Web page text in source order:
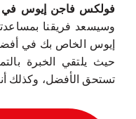
فولكس فاجن إيوس في
وسيسعد فريقنا
إيوس الخاص بك في
حيث يلتقي الخبرة
تستحق الأفضل، وكذلك